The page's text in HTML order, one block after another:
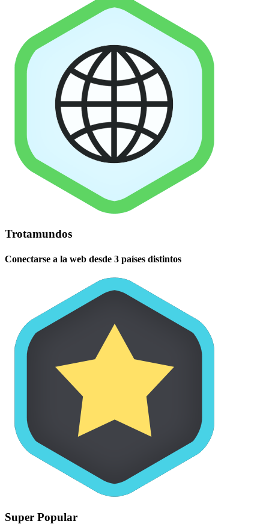
Trotamundos
Conectarse a la web desde 3 países distintos
Super Popular